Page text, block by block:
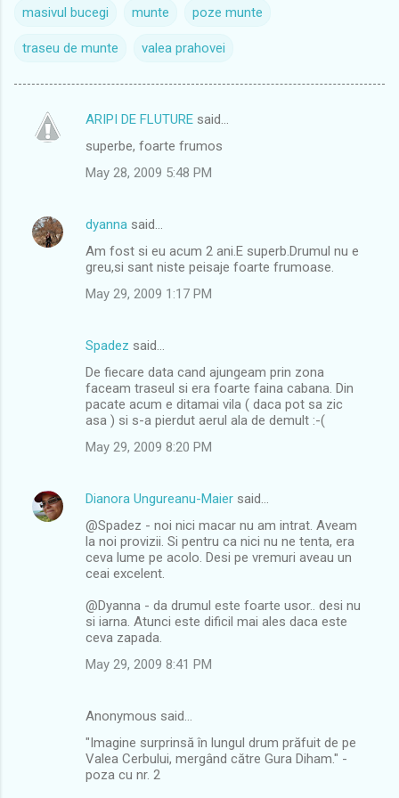
masivul bucegi munte poze munte
traseu de munte valea prahovei
C
e
ARIPI DE FLUTURE said…
superbe, foarte frumos
May 28, 2009 5:48 PM
dyanna said…
Am fost si eu acum 2 ani.E superb.Drumul nu e
greu,si sant niste peisaje foarte frumoase.
May 29, 2009 1:17 PM
Spadez said…
De fiecare data cand ajungeam prin zona
faceam traseul si era foarte faina cabana. Din
pacate acum e ditamai vila ( daca pot sa zic
asa ) si s-a pierdut aerul ala de demult :-(
May 29, 2009 8:20 PM
Dianora Ungureanu-Maier said…
@Spadez - noi nici macar nu am intrat. Aveam
la noi provizii. Si pentru ca nici nu ne tenta, era
ceva lume pe acolo. Desi pe vremuri aveau un
ceai excelent.
@Dyanna - da drumul este foarte usor.. desi nu
si iarna. Atunci este dificil mai ales daca este
ceva zapada.
May 29, 2009 8:41 PM
Anonymous said…
"Imagine surprinsă în lungul drum prăfuit de pe
Valea Cerbului, mergând către Gura Diham." -
poza cu nr. 2